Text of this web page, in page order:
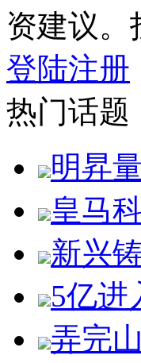
资建议。
登陆注册
热门话题
明昇
皇马
新兴
5亿进
弄完